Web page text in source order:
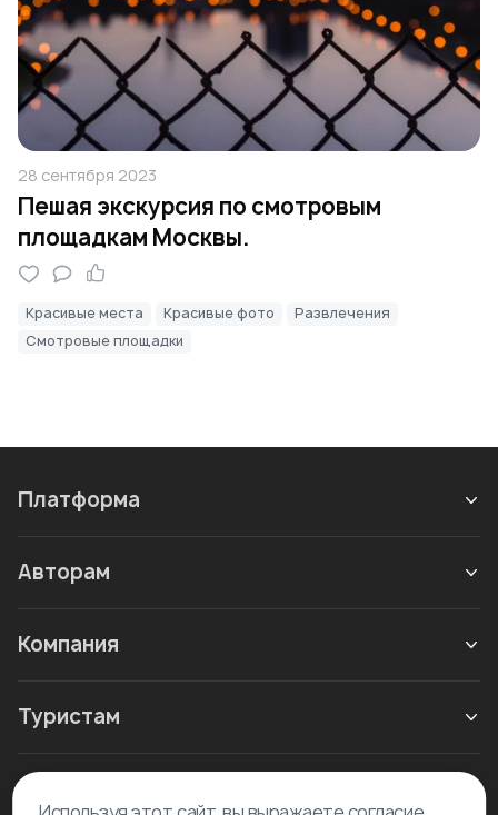
28 сентября 2023
Пешая экскурсия по смотровым
площадкам Москвы.
Красивые места Красивые фото
Развлечения
Смотровые площадки
Платформа
Авторам
Компания
Туристам
Новое в блоге